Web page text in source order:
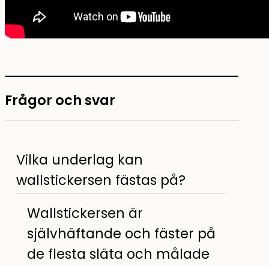
Frågor och svar
Vilka underlag kan
wallstickersen fästas på?
Wallstickersen är
självhäftande och fäster på
de flesta släta och målade